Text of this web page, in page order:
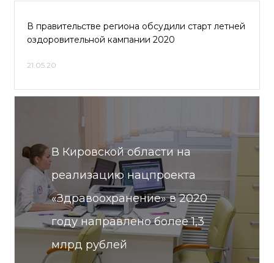
В правительстве региона обсудили старт летней
оздоровительной кампании 2020
21.05.20
В Кировской области на
реализацию нацпроекта
«Здравоохранение» в 2020
году направлено более 1,3
млрд рублей